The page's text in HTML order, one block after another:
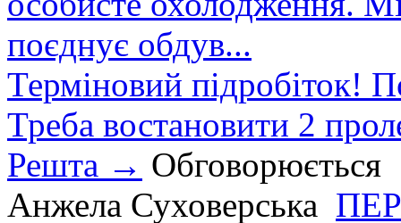
поєднує обдув...
Терміновий підробіток!
Треба востановити 2
Решта → Обговорюється
Анжела Суховерська